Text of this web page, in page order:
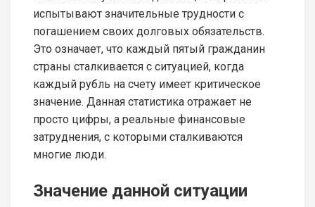
испытывают значительные трудности с
погашением своих долговых обязательств.
Это означает, что каждый пятый гражданин
страны сталкивается с ситуацией, когда
каждый рубль на счету имеет критическое
значение. Данная статистика отражает не
просто цифры, а реальные финансовые
затруднения, с которыми сталкиваются
многие люди.
Значение данной ситуации